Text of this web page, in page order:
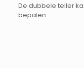
De dubbele teller
bepalen.